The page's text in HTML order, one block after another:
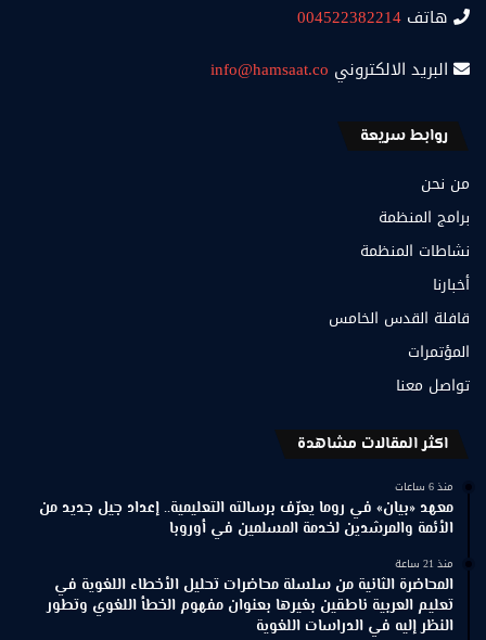
هاتف 004522382214
البريد الالكتروني info@hamsaat.co
روابط سريعة
من نحن
برامج المنظمة
نشاطات المنظمة
أخبارنا
قافلة القدس الخامس
المؤتمرات
تواصل معنا
اكثر المقالات مشاهدة
منذ 6 ساعات
معهد «بيان» في روما يعرّف برسالته التعليمية.. إعداد جيل جديد من
الأئمة والمرشدين لخدمة المسلمين في أوروبا
منذ 21 ساعة
المحاضرة الثانية من سلسلة محاضرات تحليل الأخطاء اللغوية في
تعليم العربية ناطقين بغيرها بعنوان مفهوم الخطأ اللغوي وتطور
النظر إليه في الدراسات اللغوية